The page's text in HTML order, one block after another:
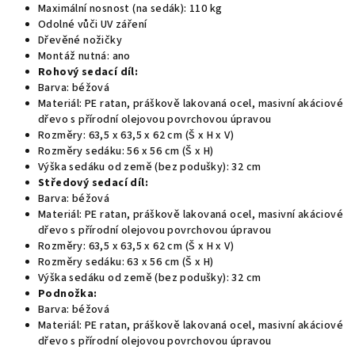
Maximální nosnost (na sedák): 110 kg
Odolné vůči UV záření
Dřevěné nožičky
Montáž nutná: ano
Rohový sedací díl:
Barva: béžová
Materiál: PE ratan, práškově lakovaná ocel, masivní akáciové
dřevo s přírodní olejovou povrchovou úpravou
Rozměry: 63,5 x 63,5 x 62 cm (Š x H x V)
Rozměry sedáku: 56 x 56 cm (Š x H)
Výška sedáku od země (bez podušky): 32 cm
Středový sedací díl:
Barva: béžová
Materiál: PE ratan, práškově lakovaná ocel, masivní akáciové
dřevo s přírodní olejovou povrchovou úpravou
Rozměry: 63,5 x 63,5 x 62 cm (Š x H x V)
Rozměry sedáku: 63 x 56 cm (Š x H)
Výška sedáku od země (bez podušky): 32 cm
Podnožka:
Barva: béžová
Materiál: PE ratan, práškově lakovaná ocel, masivní akáciové
dřevo s přírodní olejovou povrchovou úpravou